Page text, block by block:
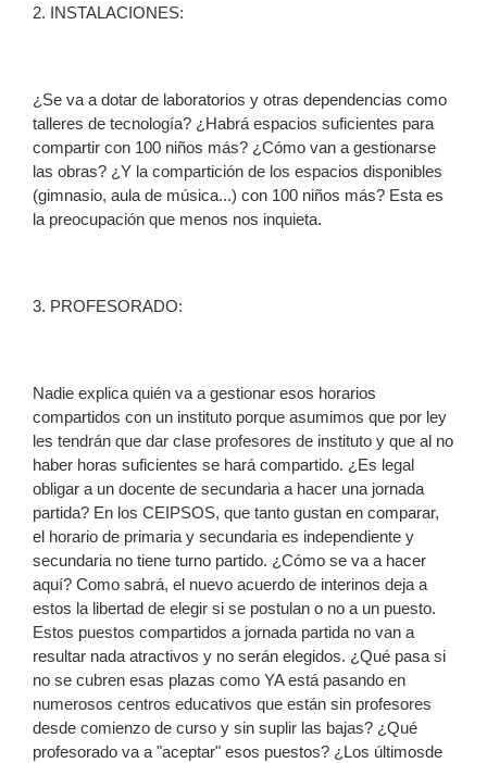
2. INSTALACIONES:
¿Se va a dotar de laboratorios y otras dependencias como
talleres de tecnología? ¿Habrá espacios suficientes para
compartir con 100 niños más? ¿Cómo van a gestionarse
las obras? ¿Y la compartición de los espacios disponibles
(gimnasio, aula de música...) con 100 niños más? Esta es
la preocupación que menos nos inquieta.
3. PROFESORADO:
Nadie explica quién va a gestionar esos horarios
compartidos con un instituto porque asumimos que por ley
les tendrán que dar clase profesores de instituto y que al no
haber horas suficientes se hará compartido. ¿Es legal
obligar a un docente de secundaria a hacer una jornada
partida? En los CEIPSOS, que tanto gustan en comparar,
el horario de primaria y secundaria es independiente y
secundaria no tiene turno partido. ¿Cómo se va a hacer
aquí? Como sabrá, el nuevo acuerdo de interinos deja a
estos la libertad de elegir si se postulan o no a un puesto.
Estos puestos compartidos a jornada partida no van a
resultar nada atractivos y no serán elegidos. ¿Qué pasa si
no se cubren esas plazas como YA está pasando en
numerosos centros educativos que están sin profesores
desde comienzo de curso y sin suplir las bajas? ¿Qué
profesorado va a "aceptar" esos puestos? ¿Los últimosde